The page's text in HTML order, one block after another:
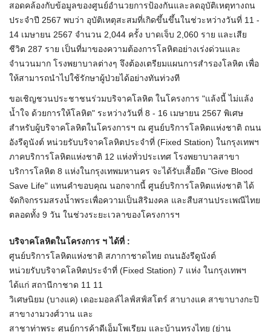
สอดคล้องกับข้อมูลของศูนย์อำนวยการป้องกันและลดอุบัติเหตุทางถน
ประจำปี 2567 พบว่า อุบัติเหตุสะสมที่เกิดขึ้นขึ้นในช่วะหว่างวันที่ 11 -
14 เมษายน 2567 จำนวน 2,044 ครั้ง บาดเจ็บ 2,060 ราย และเสีย
ชีวิต 287 ราย เป็นที่มาของความต้องการโลหิตอย่างเร่งด่วนและ
จำนวนมาก โรงพยาบาลต่างๆ จึงต้องเตรียมแผนการสำรองโลหิต เพื่อ
ให้สามารถนำไปใช้รักษาผู้ป่วยได้อย่างทันท่วงที
ขอเชิญชวนประชาชนร่วมบริจาคโลหิต ในโครงการ "แล้งนี้ ไม่แล้ง
น้ำใจ ด้วยการให้โลหิต" ระหว่างวันที่ 8 - 16 เมษายน 2567 พิเศษ
สำหรับผู้บริจาคโลหิตในโครงการฯ ณ ศูนย์บริการโลหิตแห่งชาติ ถนน
อังรีดูนังต์ หน่วยรับบริจาคโลหิตประจำที่ (Fixed Station) ในกรุงเทพฯ
ภาคบริการโลหิตแห่งชาติ 12 แห่งทั่วประเทศ โรงพยาบาลสาขา
บริการโลหิต 8 แห่งในกรุงเทพมหานคร จะได้รับเสื้อยืด "Give Blood
Save Life" แทนคำขอบคุณ นอกจากนี้ ศูนย์บริการโลหิตแห่งชาติ ได้
จัดกิจกรรมสรงน้ำพระเพื่อความเป็นสิริมงคล และสืบสานประเพณีไทย
ตลอดทั้ง 9 วัน ในช่วงระยะเวลาของโครงการฯ
บริจาคโลหิตในโครงการ ฯ ได้ที่ :
ศูนย์บริการโลหิตแห่งชาติ สภากาชาดไทย ถนนอังรีดูนังต์
หน่วยรับบริจาคโลหิตประจำที่ (Fixed Station) 7 แห่ง ในกรุงเทพฯ
ได้แก่ สถานีกาชาด 11 11
วิเศษนิยม (บางแค) เดอะมอลล์ไลฟ์สฟ์สโตร์ สาบางแค สาขาบางกะปิ
สาขางามวงศ์วาน และ
สาชาท่าพระ ศูนย์การค้าดีเอ็มโพเรียม และบ้านทรงไทย (ย่าน